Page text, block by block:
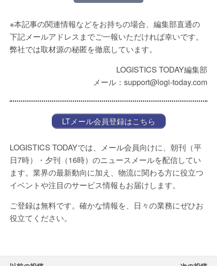
※本記事の関連情報などをお持ちの場合、編集部直通の
下記メールアドレスまでご一報いただければ幸いです。
弊社では取材源の秘匿を徹底しています。
LOGISTICS TODAY編集部
メール：support@logi-today.com
LTメール会員登録はこちら
LOGISTICS TODAYでは、メール会員向けに、朝刊（平
日7時）・夕刊（16時）のニュースメールを配信してい
ます。業界の最新動向に加え、物流に関わる方に役立つ
イベントや注目のサービス情報もお届けします。
ご登録は無料です。確かな情報を、日々の業務にぜひお
役立てください。